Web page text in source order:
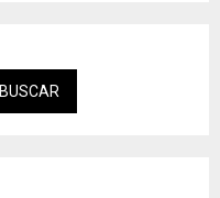
BUSCAR